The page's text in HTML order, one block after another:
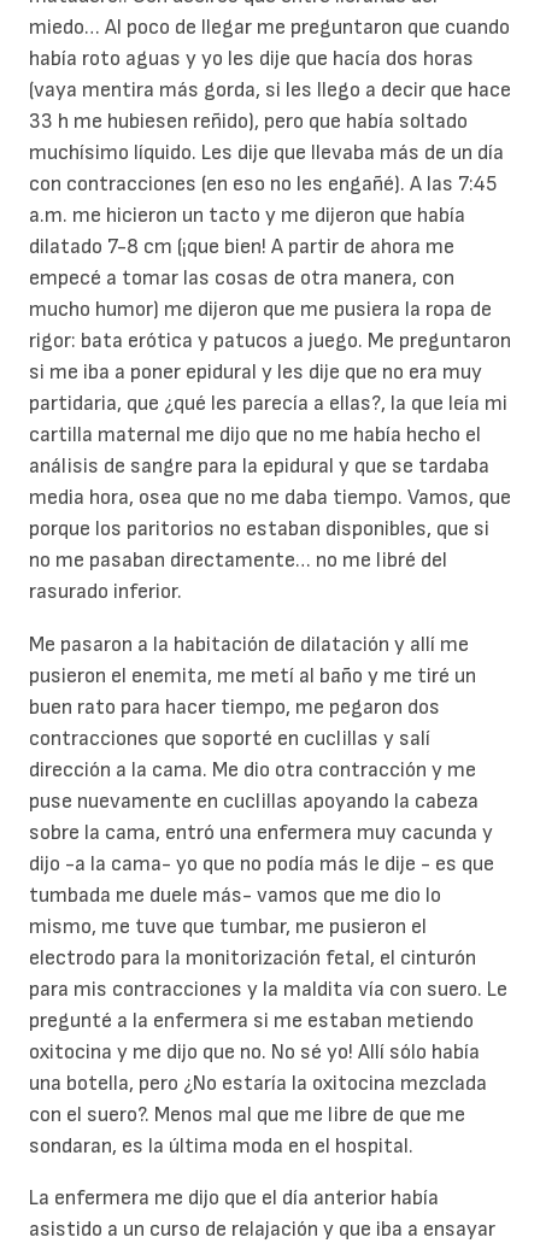
miedo… Al poco de llegar me preguntaron que cuando
había roto aguas y yo les dije que hacía dos horas
(vaya mentira más gorda, si les llego a decir que hace
33 h me hubiesen reñido), pero que había soltado
muchísimo líquido. Les dije que llevaba más de un día
con contracciones (en eso no les engañé). A las 7:45
a.m. me hicieron un tacto y me dijeron que había
dilatado 7-8 cm (¡que bien! A partir de ahora me
empecé a tomar las cosas de otra manera, con
mucho humor) me dijeron que me pusiera la ropa de
rigor: bata erótica y patucos a juego. Me preguntaron
si me iba a poner epidural y les dije que no era muy
partidaria, que ¿qué les parecía a ellas?, la que leía mi
cartilla maternal me dijo que no me había hecho el
análisis de sangre para la epidural y que se tardaba
media hora, osea que no me daba tiempo. Vamos, que
porque los paritorios no estaban disponibles, que si
no me pasaban directamente… no me libré del
rasurado inferior.
Me pasaron a la habitación de dilatación y allí me
pusieron el enemita, me metí al baño y me tiré un
buen rato para hacer tiempo, me pegaron dos
contracciones que soporté en cuclillas y salí
dirección a la cama. Me dio otra contracción y me
puse nuevamente en cuclillas apoyando la cabeza
sobre la cama, entró una enfermera muy cacunda y
dijo -a la cama- yo que no podía más le dije - es que
tumbada me duele más- vamos que me dio lo
mismo, me tuve que tumbar, me pusieron el
electrodo para la monitorización fetal, el cinturón
para mis contracciones y la maldita vía con suero. Le
pregunté a la enfermera si me estaban metiendo
oxitocina y me dijo que no. No sé yo! Allí sólo había
una botella, pero ¿No estaría la oxitocina mezclada
con el suero?. Menos mal que me libre de que me
sondaran, es la última moda en el hospital.
La enfermera me dijo que el día anterior había
asistido a un curso de relajación y que iba a ensayar